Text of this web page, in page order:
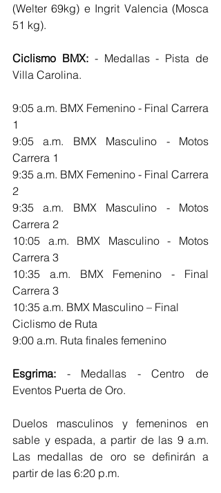
(Welter 69kg) e Ingrit Valencia (Mosca
51 kg).
Ciclismo BMX: - Medallas - Pista de
Villa Carolina.
9:05 a.m. BMX Femenino - Final Carrera
1
9:05 a.m. BMX Masculino - Motos
Carrera 1
9:35 a.m. BMX Femenino - Final Carrera
2
9:35 a.m. BMX Masculino - Motos
Carrera 2
10:05 a.m. BMX Masculino - Motos
Carrera 3
10:35 a.m. BMX Femenino - Final
Carrera 3
10:35 a.m. BMX Masculino – Final
Ciclismo de Ruta
9:00 a.m. Ruta finales femenino
Esgrima: - Medallas - Centro de
Eventos Puerta de Oro.
Duelos masculinos y femeninos en
sable y espada, a partir de las 9 a.m.
Las medallas de oro se definirán a
partir de las 6:20 p.m.